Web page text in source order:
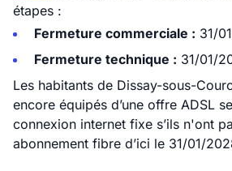
étapes :
Fermeture commerciale : 31/
Fermeture technique : 31/01/
Les habitants de Dissay-sous-
encore équipés d’une offre ADSL
connexion internet fixe s’ils n'ont
abonnement fibre d’ici le 31/01/